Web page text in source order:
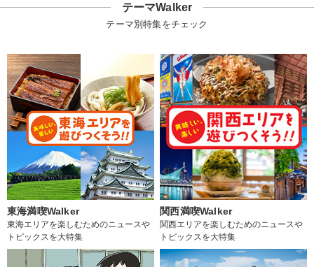
テーマWalker
テーマ別特集をチェック
東海満喫Walker
東海エリアを楽しむためのニュースや
トピックスを大特集
関西満喫Walker
関西エリアを楽しむためのニュースや
トピックスを大特集